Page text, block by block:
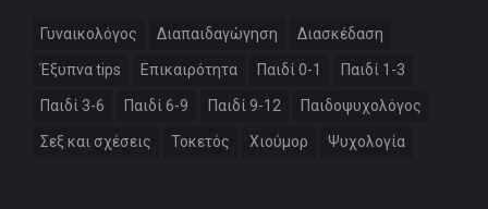
Γυναικολόγος Διαπαιδαγώγηση Διασκέδαση
Έξυπνα tips Επικαιρότητα Παιδί 0-1 Παιδί 1-3
Παιδί 3-6 Παιδί 6-9 Παιδί 9-12 Παιδοψυχολόγος
Σεξ και σχέσεις Τοκετός Χιούμορ Ψυχολογία